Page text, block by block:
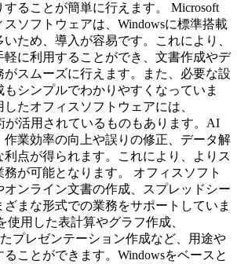
ることが簡単に行えます。 Microsoft
ソフトウェアは、Windowsに標準搭載
ため、導入が容易です。これにより、
軽に利用することができ、文書作成やデ
がスムーズに行えます。また、必要な設
シンプルでわかりやすくなっていま
したオフィスソフトウェアには、
が活用されているものもあります。AI
作業効率の向上や誤りの修正、データ解
点が得られます。これにより、よりス
務が可能となります。 オフィスソフト
ンライン文書の作成、スプレッドシー
ざまな形式での業務をサポートしていま
使用した表計算やグラフ作成、
プレゼンテーション作成など、用途や
ことができます。Windowsをベースと